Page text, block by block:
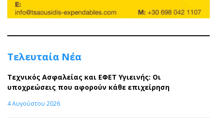
Τελευταία Νέα
Τεχνικός Ασφαλείας και ΕΦΕΤ Υγιεινής: Οι
υποχρεώσεις που αφορούν κάθε επιχείρηση
4 Αυγούστου 2026